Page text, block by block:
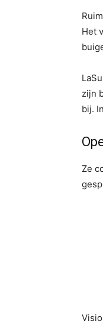
Het
zijn
bij.
Ze